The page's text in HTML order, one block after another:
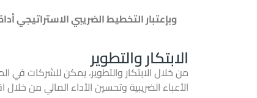
وبإعتبار التخطيط الضريبي الاستراتيجي
الابتكار والتطوير
من خلال الابتكار والتطوير، يمكن للشركات في
الأعباء الضريبيةوتحسين الأداء المالي من